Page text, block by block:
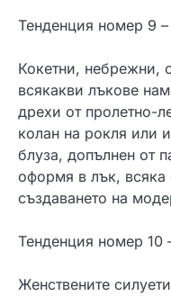
Тенденция номер 9
Кокетни, небрежни,
всякакви лъкове
дрехи от пролетно-
колан на рокля или
блуза, допълнен от
оформя в лък, всяка
създаването на
Тенденция номер 10
Женствените